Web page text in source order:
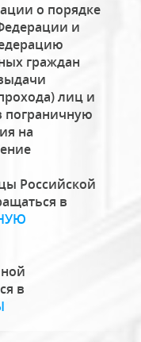
о порядке
и
граждан
лиц и
пограничную
на
Российской
в
в